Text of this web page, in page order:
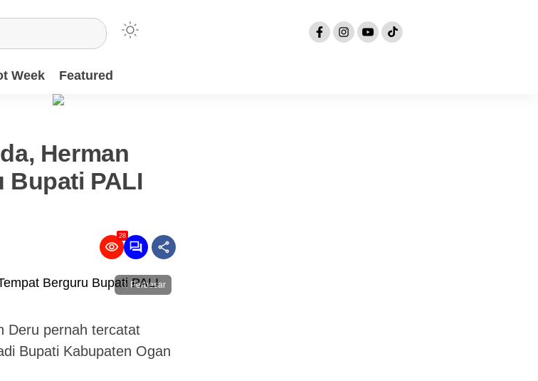
Week Featured
Herman
Bupati PALI
28
Perbesar
Deru pernah tercatat
Bupati Kabupaten Ogan